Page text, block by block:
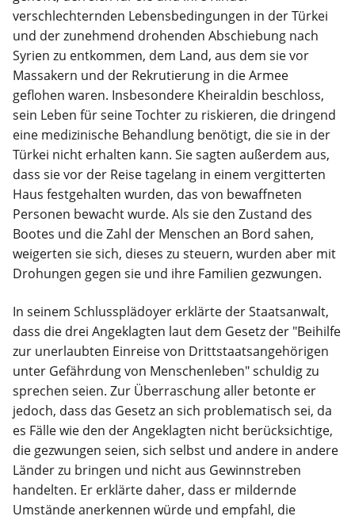
verschlechternden Lebensbedingungen in der Türkei
und der zunehmend drohenden Abschiebung nach
Syrien zu entkommen, dem Land, aus dem sie vor
Massakern und der Rekrutierung in die Armee
geflohen waren. Insbesondere Kheiraldin beschloss,
sein Leben für seine Tochter zu riskieren, die dringend
eine medizinische Behandlung benötigt, die sie in der
Türkei nicht erhalten kann. Sie sagten außerdem aus,
dass sie vor der Reise tagelang in einem vergitterten
Haus festgehalten wurden, das von bewaffneten
Personen bewacht wurde. Als sie den Zustand des
Bootes und die Zahl der Menschen an Bord sahen,
weigerten sie sich, dieses zu steuern, wurden aber mit
Drohungen gegen sie und ihre Familien gezwungen.
In seinem Schlussplädoyer erklärte der Staatsanwalt,
dass die drei Angeklagten laut dem Gesetz der "Beihilfe
zur unerlaubten Einreise von Drittstaatsangehörigen
unter Gefährdung von Menschenleben" schuldig zu
sprechen seien. Zur Überraschung aller betonte er
jedoch, dass das Gesetz an sich problematisch sei, da
es Fälle wie den der Angeklagten nicht berücksichtige,
die gezwungen seien, sich selbst und andere in andere
Länder zu bringen und nicht aus Gewinnstreben
handelten. Er erklärte daher, dass er mildernde
Umstände anerkennen würde und empfahl, die